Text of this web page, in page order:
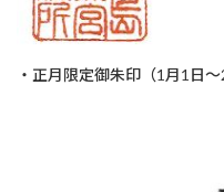
・正月限定御朱印（1月1日～